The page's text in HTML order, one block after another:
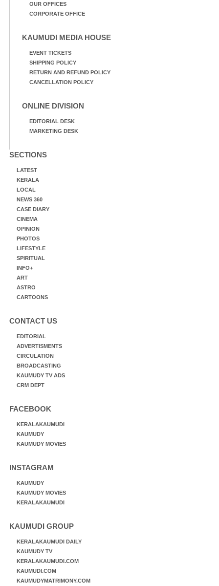
OUR OFFICES
CORPORATE OFFICE
KAUMUDI MEDIA HOUSE
EVENT TICKETS
SHIPPING POLICY
RETURN AND REFUND POLICY
CANCELLATION POLICY
ONLINE DIVISION
EDITORIAL DESK
MARKETING DESK
SECTIONS
LATEST
KERALA
LOCAL
NEWS 360
CASE DIARY
CINEMA
OPINION
PHOTOS
LIFESTYLE
SPIRITUAL
INFO+
ART
ASTRO
CARTOONS
CONTACT US
EDITORIAL
ADVERTISMENTS
CIRCULATION
BROADCASTING
KAUMUDY TV ADS
CRM DEPT
FACEBOOK
KERALAKAUMUDI
KAUMUDY
KAUMUDY MOVIES
INSTAGRAM
KAUMUDY
KAUMUDY MOVIES
KERALAKAUMUDI
KAUMUDI GROUP
KERALAKAUMUDI DAILY
KAUMUDY TV
KERALAKAUMUDI.COM
KAUMUDI.COM
KAUMUDYMATRIMONY.COM